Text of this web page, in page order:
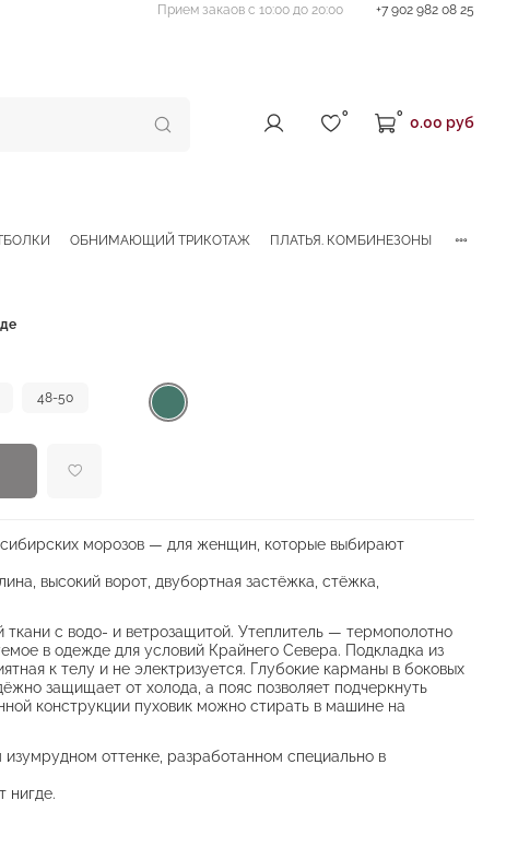
Прием закаов с 10:00 до 20:00 +7 902 982 08 25
0 0
0.00 руб
ОБНИМАЮЩИЙ ТРИКОТАЖ ПЛАТЬЯ. КОМБИНЕЗОНЫ
48-50
сибирских морозов — для женщин, которые выбирают
высокий ворот, двубортная застёжка, стёжка,
ткани с водо- и ветрозащитой. Утеплитель — термополотно
в одежде для условий Крайнего Севера. Подкладка из
к телу и не электризуется. Глубокие карманы в боковых
защищает от холода, а пояс позволяет подчеркнуть
конструкции пуховик можно стирать в машине на
оттенке, разработанном специально в
нигде.